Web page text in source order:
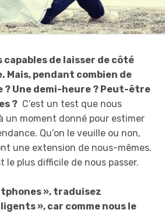
capables de laisser de côté
Mais, pendant combien de
? Une demi-heure ? Peut-être
? C’est un test que nous
un moment donné pour estimer
Qu’on le veuille ou non,
une extension de nous-mêmes.
le plus difficile de nous passer.
», traduisez
», car comme nous le